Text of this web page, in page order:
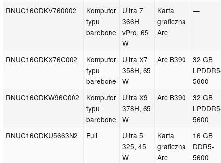
RNUC16GDKV760002
Komputer
typu
barebone
Ultra 7
366H
vPro, 65
W
Karta
graficzna
Arc
—
RNUC16GDKX76C002
Komputer
typu
barebone
Ultra X7
358H, 65
W
Arc B390
32 GB
5600
RNUC16GDKW96C002
Komputer
typu
barebone
Ultra X9
378H, 65
W
Arc B390
32 GB
5600
RNUC16GDKU5663N2
Full
Ultra 5
325, 45
W
Karta
graficzna
Arc
16 GB
DDR5-
5600